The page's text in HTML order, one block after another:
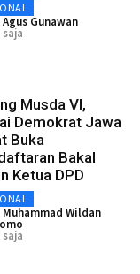
Agus Gunawan
Musda VI,
Demokrat Jawa
Buka
Bakal
Ketua DPD
Muhammad Wildan